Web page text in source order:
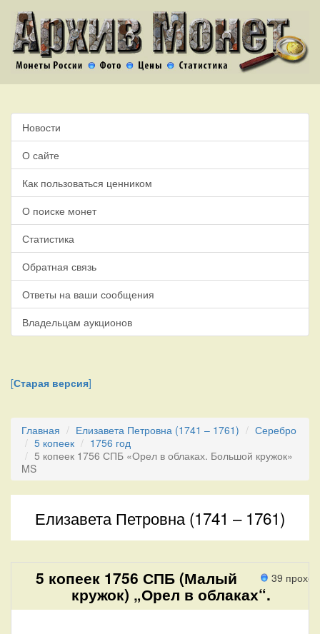
Новости
О сайте
Как пользоваться ценником
О поиске монет
Статистика
Обратная связь
Ответы на ваши сообщения
Владельцам аукционов
[Старая версия]
Главная Елизавета Петровна (1741 – 1761)
Серебро
5 копеек
1756 год
5 копеек 1756 СПБ «Орел в облаках. Большой кружок»
MS
Елизавета Петровна (1741 – 1761)
39
5 копеек 1756 СПБ (Малый
кружок) „Орел в облаках“.